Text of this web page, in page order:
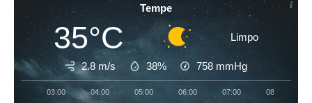
Tempe
35°C Limpo
2.8 m/s 38% 758 mmHg
03:00 04:00 05:00 06:00 07:00 08:00